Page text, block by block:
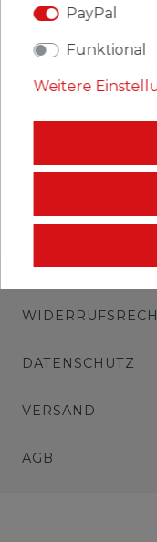
IMPRESSUM
DATENSCHUTZ
VERSAND
AGB
PayPal
Funktional
Weitere